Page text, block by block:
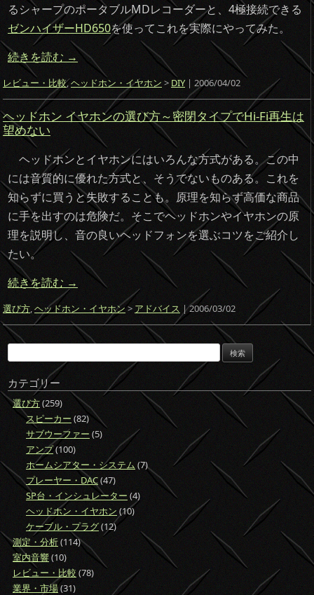
るシャープのポータブルMDレコーダーと、4極接続できる
ゼンハイザーHD650を使ってこれを実際にやってみた。
続きを読む →
レビュー・比較,ヘッドホン・イヤホン > DIY| 2006/04/02
ヘッドホン イヤホンの選び方～密閉タイプでHi-Fi再生は
望めない
ヘッドホンとイヤホンにはいろんな方式がある。この中
には音質的に優れた方式と、そうでないものある。これを
知らずに買うと失敗することも。原理を知らず高価な商品
に手を出すのは危険だ。そこでヘッドホンやイヤホンの原
理を説明し、音の良いヘッドフォンを選ぶコツをご紹介し
たい。
続きを読む →
選び方,ヘッドホン・イヤホン > アドバイス | 2006/03/02
検
索:
カテゴリー
選び方(259)
スピーカー (82)
サブウーファー (5)
アンプ(100)
ホームシアター・システム (7)
プレーヤー・DAC(47)
SP台・インシュレーター (4)
ヘッドホン・イヤホン (10)
ケーブル・プラグ(12)
測定・分析(114)
室内音響(10)
レビュー・比較 (78)
業界・市場(31)